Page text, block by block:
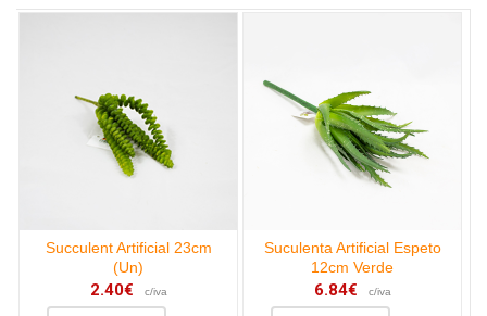
Succulent Artificial 23cm
(Un)
2.40€ c/iva
Suculenta Artificial Espeto
12cm Verde
6.84€ c/iva